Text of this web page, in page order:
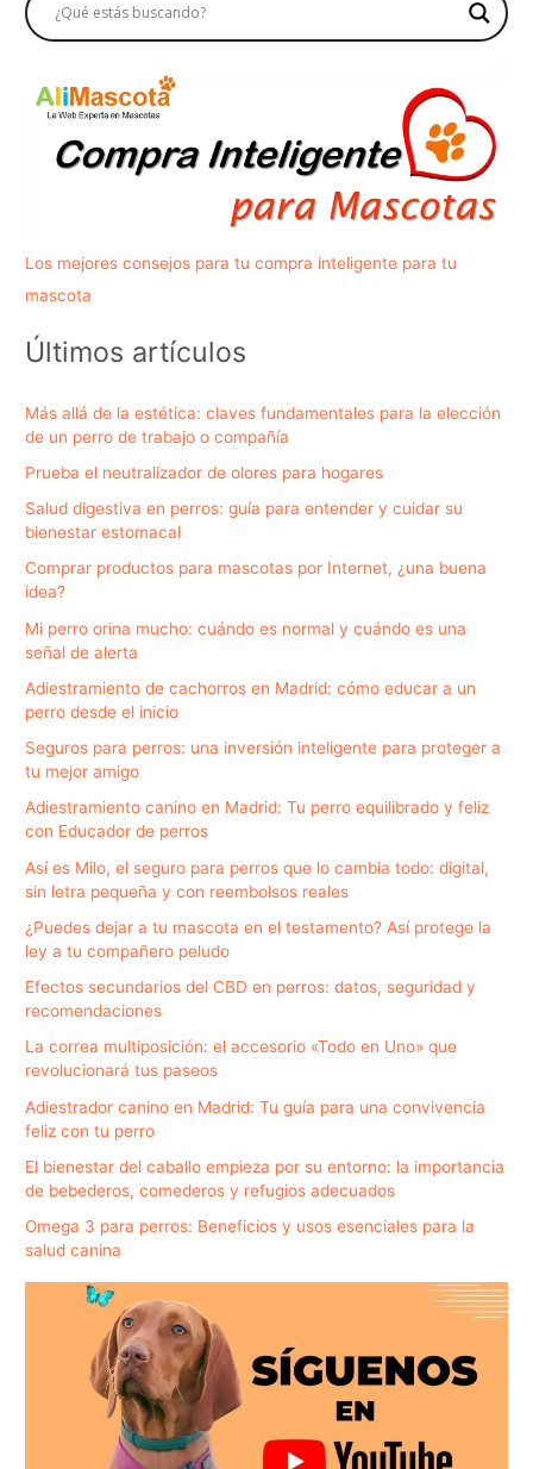
Los mejores consejos para tu compra inteligente para tu
mascota
Últimos artículos
Más allá de la estética: claves fundamentales para la elección
de un perro de trabajo o compañía
Prueba el neutralizador de olores para hogares
Salud digestiva en perros: guía para entender y cuidar su
bienestar estomacal
Comprar productos para mascotas por Internet, ¿una buena
idea?
Mi perro orina mucho: cuándo es normal y cuándo es una
señal de alerta
Adiestramiento de cachorros en Madrid: cómo educar a un
perro desde el inicio
Seguros para perros: una inversión inteligente para proteger a
tu mejor amigo
Adiestramiento canino en Madrid: Tu perro equilibrado y feliz
con Educador de perros
Así es Milo, el seguro para perros que lo cambia todo: digital,
sin letra pequeña y con reembolsos reales
¿Puedes dejar a tu mascota en el testamento? Así protege la
ley a tu compañero peludo
Efectos secundarios del CBD en perros: datos, seguridad y
recomendaciones
La correa multiposición: el accesorio «Todo en Uno» que
revolucionará tus paseos
Adiestrador canino en Madrid: Tu guía para una convivencia
feliz con tu perro
El bienestar del caballo empieza por su entorno: la importancia
de bebederos, comederos y refugios adecuados
Omega 3 para perros: Beneficios y usos esenciales para la
salud canina